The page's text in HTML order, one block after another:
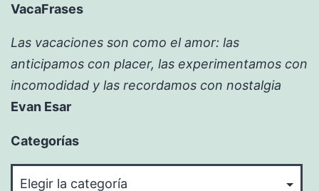
VacaFrases
Las vacaciones son como el amor: las
anticipamos con placer, las experimentamos con
incomodidad y las recordamos con nostalgia
Evan Esar
Categorías